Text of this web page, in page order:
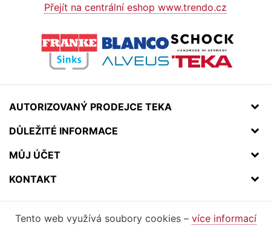
Přejít na centrální eshop www.trendo.cz
AUTORIZOVANÝ PRODEJCE TEKA
DŮLEŽITÉ INFORMACE
MŮJ ÚČET
KONTAKT
Tento web využívá soubory cookies – více informací